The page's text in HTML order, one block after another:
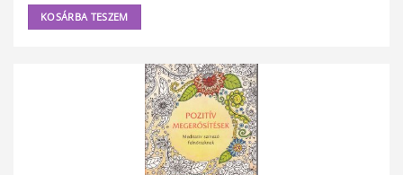
KOSÁRBA TESZEM